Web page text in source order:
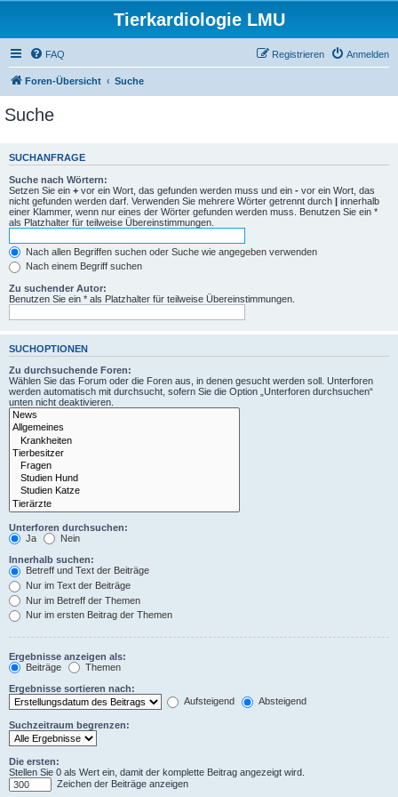
Tierkardiologie LMU
FAQ Anmelden
Registrieren
Foren-Übersicht Suche
Suche
SUCHANFRAGE
Suche nach Wörtern:
Setzen Sie ein + vor ein Wort, das gefunden werden muss und ein - vor ein Wort, das
nicht gefunden werden darf. Verwenden Sie mehrere Wörter getrennt durch | innerhalb
einer Klammer, wenn nur eines der Wörter gefunden werden muss. Benutzen Sie ein *
als Platzhalter für teilweise Übereinstimmungen.
Nach allen Begriffen suchen oder Suche wie angegeben verwenden
Nach einem Begriff suchen
Zu suchender Autor:
Benutzen Sie ein * als Platzhalter für teilweise Übereinstimmungen.
SUCHOPTIONEN
Zu durchsuchende Foren:
Wählen Sie das Forum oder die Foren aus, in denen gesucht werden soll. Unterforen
werden automatisch mit durchsucht, sofern Sie die Option „Unterforen durchsuchen“
unten nicht deaktivieren.
Unterforen durchsuchen:
Ja
Nein
Innerhalb suchen:
Betreff und Text der Beiträge
Nur im Text der Beiträge
Nur im Betreff der Themen
Nur im ersten Beitrag der Themen
Ergebnisse anzeigen als:
Beiträge
Themen
Ergebnisse sortieren nach:
Aufsteigend
Absteigend
Suchzeitraum begrenzen:
Die ersten:
Stellen Sie 0 als Wert ein, damit der komplette Beitrag angezeigt wird.
Zeichen der Beiträge anzeigen